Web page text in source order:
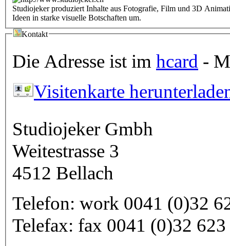
Studiojeker produziert Inhalte aus Fotografie, Film und 3D
Ideen in starke visuelle Botschaften um.
Kontakt
Die Adresse ist im hcard -
Visitenkarte
Studiojeker Gmbh
Weitestrasse 3
4512 Bellach
Telefon: work 0041 (0)32
Telefax: fax 0041 (0)32